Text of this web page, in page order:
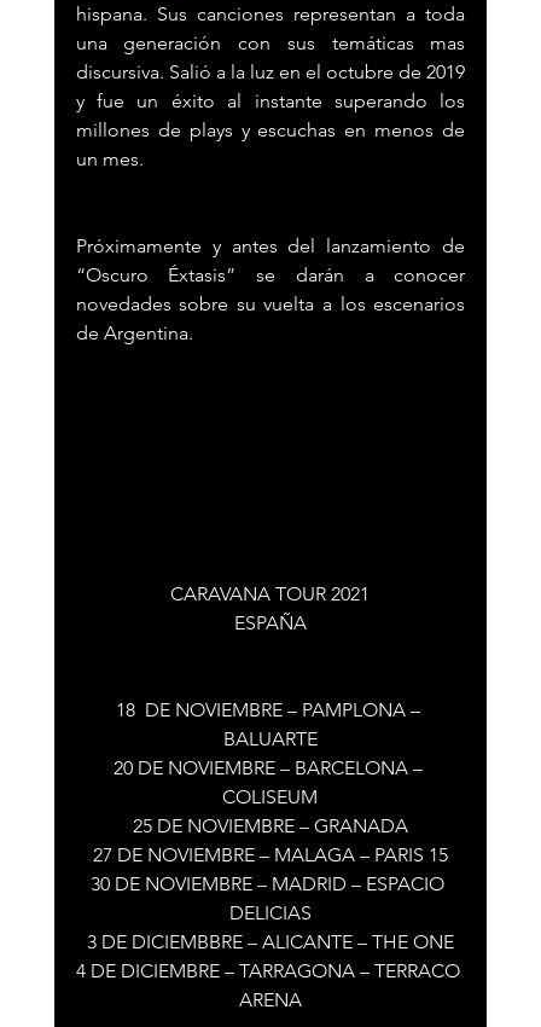
hispana. Sus canciones representan a toda
una generación con sus temáticas mas
discursiva. Salió a la luz en el octubre de 2019
y fue un éxito al instante superando los
millones de plays y escuchas en menos de
un mes.
Próximamente y antes del lanzamiento de
“Oscuro Éxtasis” se darán a conocer
novedades sobre su vuelta a los escenarios
de Argentina.
CARAVANA TOUR 2021
ESPAÑA
18  DE NOVIEMBRE – PAMPLONA –
BALUARTE
20 DE NOVIEMBRE – BARCELONA –
COLISEUM
25 DE NOVIEMBRE – GRANADA
27 DE NOVIEMBRE – MALAGA – PARIS 15
30 DE NOVIEMBRE – MADRID – ESPACIO
DELICIAS
3 DE DICIEMBBRE – ALICANTE – THE ONE
4 DE DICIEMBRE – TARRAGONA – TERRACO
ARENA